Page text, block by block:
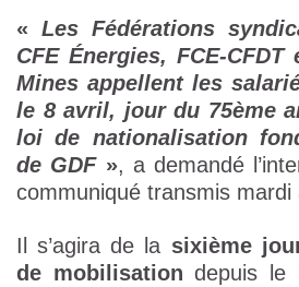
« Les Fédérations
CFE Énergies, FCE-
Mines appellent les
le 8 avril, jour du 75ème
loi de nationalisation
de GDF», a demandé
communiqué transmis mardi
Il s’agira de la sixième
de mobilisation depuis le